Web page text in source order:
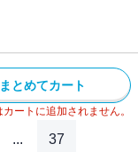
まとめてカート
ートに追加されません。
... 37